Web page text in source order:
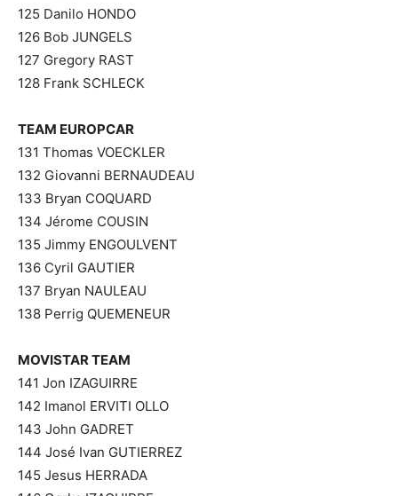
125 Danilo HONDO
126 Bob JUNGELS
127 Gregory RAST
128 Frank SCHLECK
TEAM EUROPCAR
131 Thomas VOECKLER
132 Giovanni BERNAUDEAU
133 Bryan COQUARD
134 Jérome COUSIN
135 Jimmy ENGOULVENT
136 Cyril GAUTIER
137 Bryan NAULEAU
138 Perrig QUEMENEUR
MOVISTAR TEAM
141 Jon IZAGUIRRE
142 Imanol ERVITI OLLO
143 John GADRET
144 José Ivan GUTIERREZ
145 Jesus HERRADA